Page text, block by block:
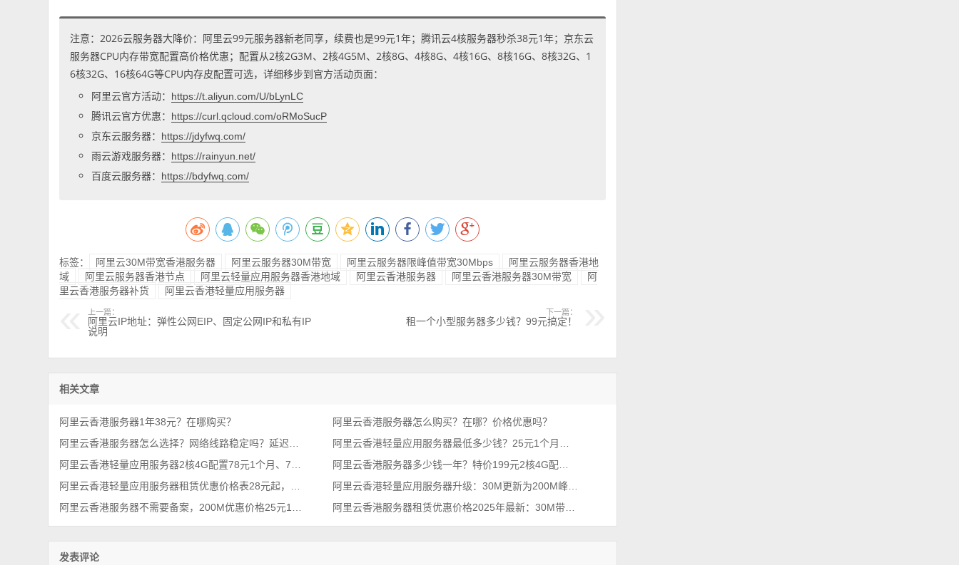
注意：2026云服务器大降价：阿里云99元服务器新老同享，续费也是99元1年；腾讯云4核服务器秒杀38元1年；京东云
服务器CPU内存带宽配置高价格优惠；配置从2核2G3M、2核4G5M、2核8G、4核8G、4核16G、8核16G、8核32G、1
6核32G、16核64G等CPU内存皮配置可选，详细移步到官方活动页面：
阿里云官方活动：
https://t.aliyun.com/U/bLynLC
腾讯云官方优惠： https://curl.qcloud.com/oRMoSucP
京东云服务器： https://jdyfwq.com/
雨云游戏服务器： https://rainyun.net/
百度云服务器： https://bdyfwq.com/
标签： 阿里云30M带宽香港服务器 阿里云服务器30M带宽 阿里云服务器限峰值带宽30Mbps
阿里云服务器香港地
域
阿里云服务器香港节点 阿里云轻量应用服务器香港地域 阿里云香港服务器 阿里云香港服务器30M带宽
阿
里云香港服务器补货
阿里云香港轻量应用服务器
上一篇：
阿里云IP地址：弹性公网EIP、固定公网IP和私有IP
说明
下一篇：
租一个小型服务器多少钱？99元搞定！
相关文章
阿里云香港服务器1年38元？在哪购买？
阿里云香港服务器怎么购买？在哪？价格优惠吗？
阿里云香港服务器怎么选择？网络线路稳定吗？延迟低速度快的
阿里云香港轻量应用服务器最低多少钱？25元1个月、300元一年
阿里云香港轻量应用服务器2核4G配置78元1个月、795元一年
阿里云香港服务器多少钱一年？特价199元2核4G配置和200M带宽香港轻量
阿里云香港轻量应用服务器租赁优惠价格表28元起，200M峰值带宽值得买！
阿里云香港轻量应用服务器升级：30M更新为200M峰值带宽
阿里云香港服务器不需要备案，200M优惠价格25元1年，2025必入款！
阿里云香港服务器租赁优惠价格2025年最新：30M带宽和200M带宽配置
发表评论